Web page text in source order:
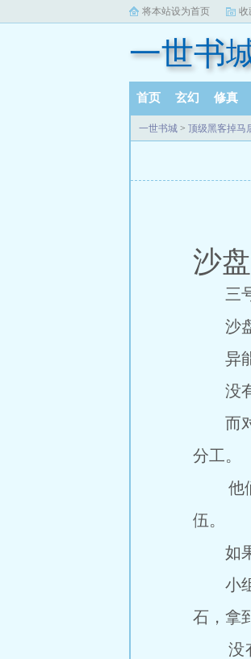
将本站设为首页 收
一世书
首页 玄幻 修真
一世书城 > 顶级黑客掉马
沙
三号
沙盘
异能
没有
而对
分工。
他们
伍。
如果
小组
石，拿
没有